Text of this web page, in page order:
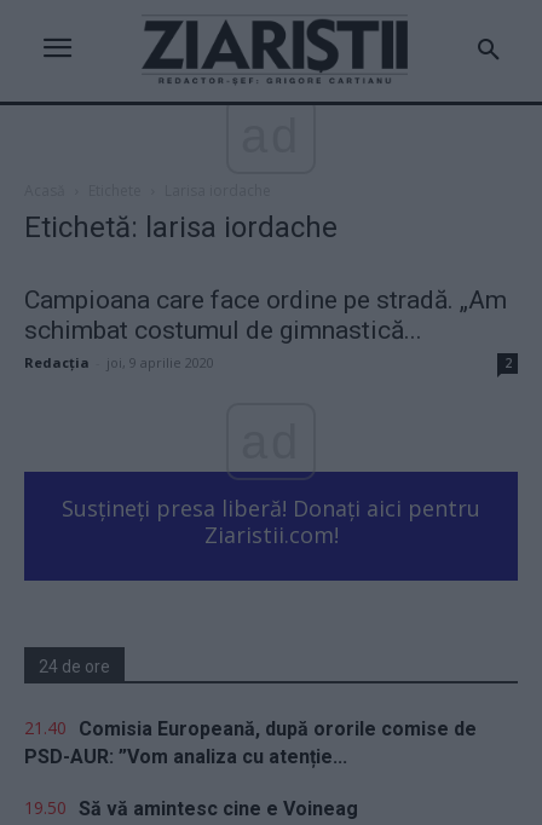
Etichetă: larisa iordache
Campioana care face ordine pe stradă. „Am
schimbat costumul de gimnastică...
Redacţia joi, 9 aprilie 2020 2
Susțineți presa liberă! Donați aici pentru
Ziaristii.com!
24 de ore
21.40
Comisia Europeană, după ororile comise de
PSD-AUR: ”Vom analiza cu atenție...
19.50 Să vă amintesc cine e Voineag